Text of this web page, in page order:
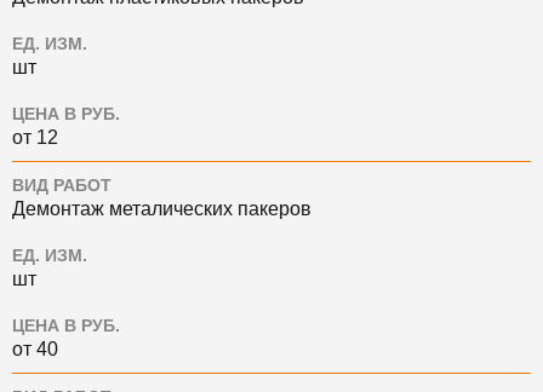
ЕД. ИЗМ.
шт
ЦЕНА В РУБ.
от 12
ВИД РАБОТ
Демонтаж металических пакеров
ЕД. ИЗМ.
шт
ЦЕНА В РУБ.
от 40